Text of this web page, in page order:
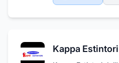
Kappa